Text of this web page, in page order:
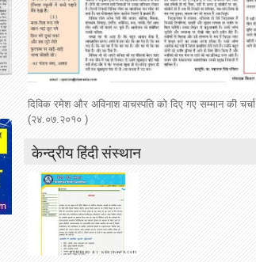
दिविक रमेश और अविनाश वाचस्पति को दिए गए सम्मान की चर्चा
(२४.०७.२०१० )
केन्द्रीय हिंदी संस्थान